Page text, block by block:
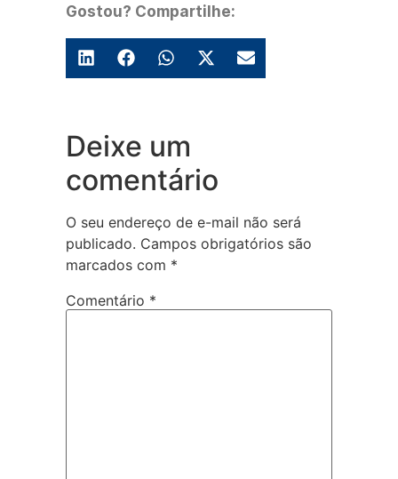
Gostou? Compartilhe:
Deixe um
comentário
O seu endereço de e-mail não será
publicado. Campos obrigatórios são
marcados com *
Comentário *